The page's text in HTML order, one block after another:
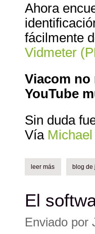
Ahora
fácilmente
Vidmeter
Viacom no
YouTube
Sin duda
Vía
leer más sobre lablog de
El
Enviado por